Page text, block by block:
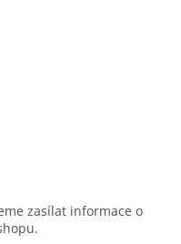
zasílat informace o